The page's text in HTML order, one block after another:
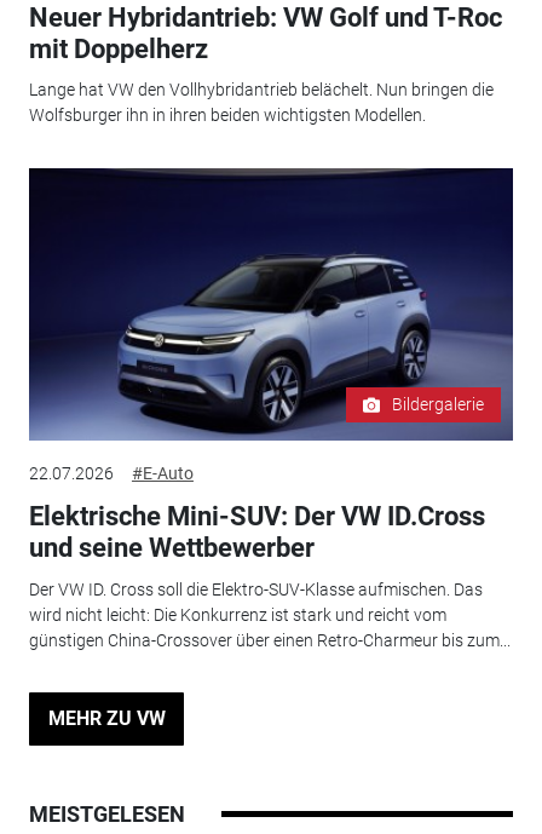
Neuer Hybridantrieb: VW Golf und T-Roc
mit Doppelherz
Lange hat VW den Vollhybridantrieb belächelt. Nun bringen die
Wolfsburger ihn in ihren beiden wichtigsten Modellen.
Bildergalerie
22.07.2026 #E-Auto
Elektrische Mini-SUV: Der VW ID.Cross
und seine Wettbewerber
Der VW ID. Cross soll die Elektro-SUV-Klasse aufmischen. Das
wird nicht leicht: Die Konkurrenz ist stark und reicht vom
günstigen China-Crossover über einen Retro-Charmeur bis zum...
MEHR ZU VW
MEISTGELESEN